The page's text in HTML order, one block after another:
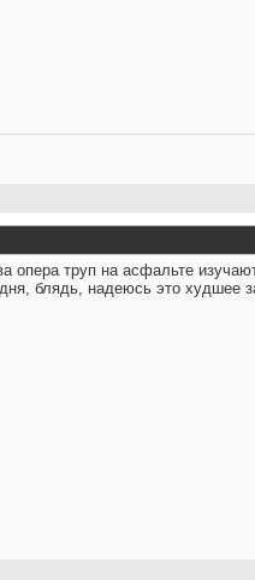
опера труп на асфальте
блядь, надеюсь это худшее